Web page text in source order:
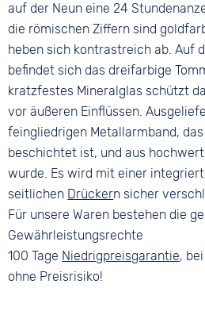
auf der Neun eine 24
die römischen Ziffern sind
heben sich kontrastreich ab. Auf
befindet sich das dreifarbige
kratzfestes Mineralglas schützt
vor äußeren Einflüssen.
feingliedrigen Metallarmband,
beschichtet ist, und aus
wurde. Es wird mit einer
seitlichen Drückern sicher
Für unsere Waren bestehen die
Gewährleistungsrechte
100 Tage Niedrigpreisgarantie,
ohne Preisrisiko!